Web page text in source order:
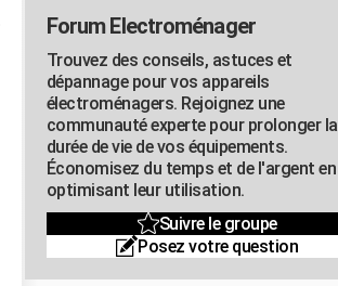
Forum Electroménager
Trouvez des conseils, astuces et
dépannage pour vos appareils
électroménagers. Rejoignez une
communauté experte pour prolonger la
durée de vie de vos équipements.
Économisez du temps et de l'argent en
optimisant leur utilisation.
Suivre le groupe
Posez votre question